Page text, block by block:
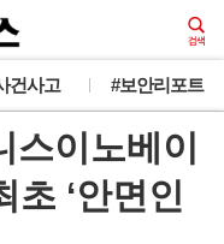
건사고 #보안리포트
이노베이
초 ‘안면인